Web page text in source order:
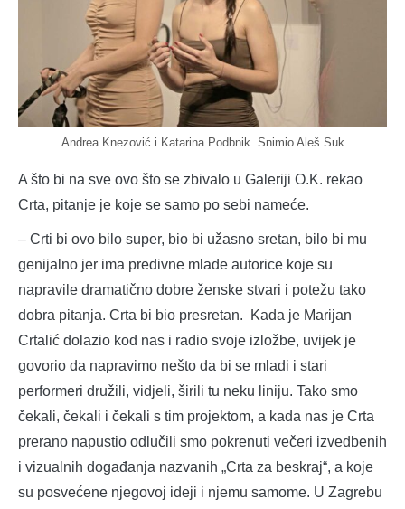
Andrea Knezović i Katarina Podbnik. Snimio Aleš Suk
A što bi na sve ovo što se zbivalo u Galeriji O.K. rekao
Crta, pitanje je koje se samo po sebi nameće.
– Crti bi ovo bilo super, bio bi užasno sretan, bilo bi mu
genijalno jer ima predivne mlade autorice koje su
napravile dramatično dobre ženske stvari i potežu tako
dobra pitanja. Crta bi bio presretan. Kada je Marijan
Crtalić dolazio kod nas i radio svoje izložbe, uvijek je
govorio da napravimo nešto da bi se mladi i stari
performeri družili, vidjeli, širili tu neku liniju. Tako smo
čekali, čekali i čekali s tim projektom, a kada nas je Crta
prerano napustio odlučili smo pokrenuti večeri izvedbenih
i vizualnih događanja nazvanih „Crta za beskraj“, a koje
su posvećene njegovoj ideji i njemu samome. U Zagrebu